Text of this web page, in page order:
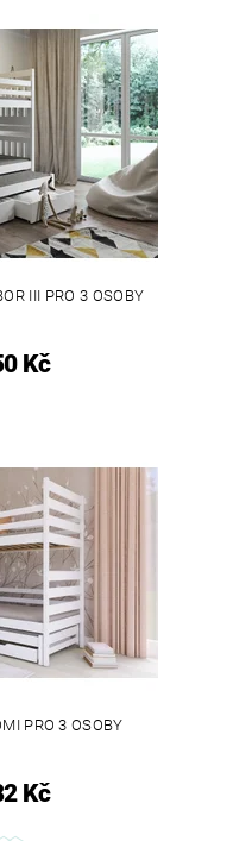
III PRO 3 OSOBY
Kč
PRO 3 OSOBY
Kč